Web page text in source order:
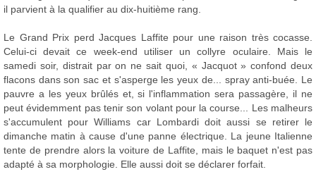
il parvient à la qualifier au dix-huitième rang.
Le Grand Prix perd Jacques Laffite pour une raison très cocasse.
Celui-ci devait ce week-end utiliser un collyre oculaire. Mais le
samedi soir, distrait par on ne sait quoi, « Jacquot » confond deux
flacons dans son sac et s'asperge les yeux de... spray anti-buée. Le
pauvre a les yeux brûlés et, si l'inflammation sera passagère, il ne
peut évidemment pas tenir son volant pour la course... Les malheurs
s'accumulent pour Williams car Lombardi doit aussi se retirer le
dimanche matin à cause d'une panne électrique. La jeune Italienne
tente de prendre alors la voiture de Laffite, mais le baquet n'est pas
adapté à sa morphologie. Elle aussi doit se déclarer forfait.